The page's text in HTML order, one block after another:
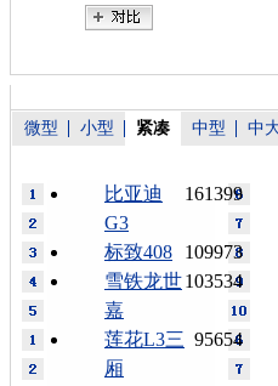
微型 小型 紧凑 中型 中
161399
比亚迪
G3
109973
标致408
103534
雪铁龙世
嘉
95654
莲花L3三
厢